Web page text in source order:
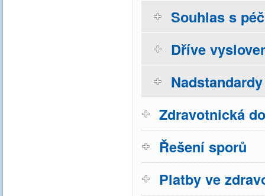
Souhlas s
Dříve
Zdravotnická
Řešení sporů
Platby ve